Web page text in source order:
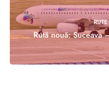
Rută nouă: Suceava